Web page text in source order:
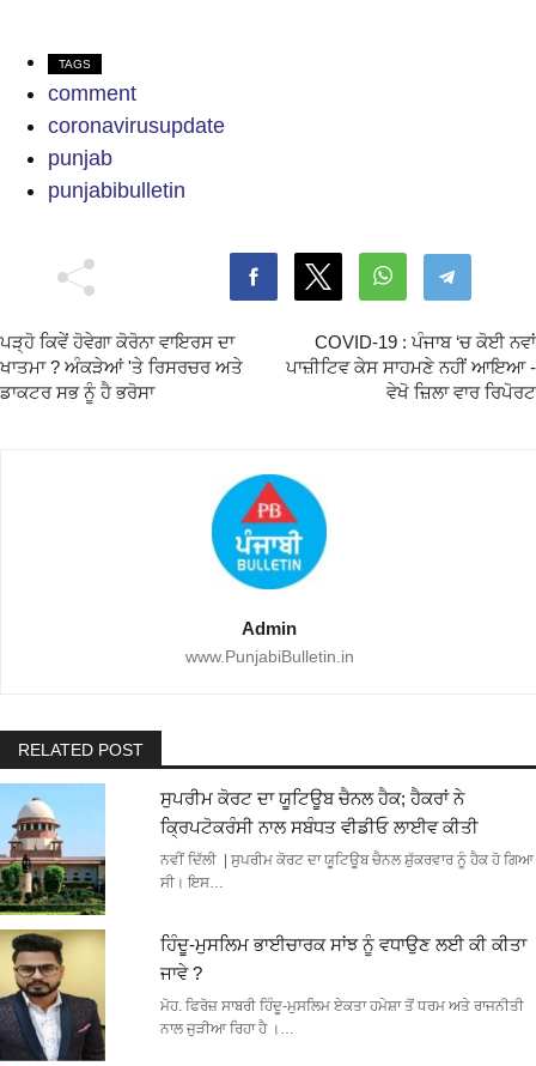
TAGS
comment
coronavirusupdate
punjab
punjabibulletin
ਪੜ੍ਹੋ ਕਿਵੇਂ ਹੋਵੇਗਾ ਕੋਰੋਨਾ ਵਾਇਰਸ ਦਾ
ਖਾਤਮਾ ? ਅੰਕੜੇਆਂ 'ਤੇ ਰਿਸਰਚਰ ਅਤੇ
ਡਾਕਟਰ ਸਭ ਨੂੰ ਹੈ ਭਰੋਸਾ
COVID-19 : ਪੰਜਾਬ ‘ਚ ਕੋਈ ਨਵਾਂ
ਪਾਜ਼ੀਟਿਵ ਕੇਸ ਸਾਹਮਣੇ ਨਹੀਂ ਆਇਆ -
ਵੇਖੋ ਜ਼ਿਲਾ ਵਾਰ ਰਿਪੋਰਟ
Admin
www.PunjabiBulletin.in
RELATED POST
ਸੁਪਰੀਮ ਕੋਰਟ ਦਾ ਯੂਟਿਊਬ ਚੈਨਲ ਹੈਕ; ਹੈਕਰਾਂ ਨੇ
ਕ੍ਰਿਪਟੋਕਰੰਸੀ ਨਾਲ ਸਬੰਧਤ ਵੀਡੀਓ ਲਾਈਵ ਕੀਤੀ
ਨਵੀਂ ਦਿੱਲੀ | ਸੁਪਰੀਮ ਕੋਰਟ ਦਾ ਯੂਟਿਊਬ ਚੈਨਲ ਸ਼ੁੱਕਰਵਾਰ ਨੂੰ ਹੈਕ ਹੋ ਗਿਆ
ਸੀ। ਇਸ…
ਹਿੰਦੂ-ਮੁਸਲਿਮ ਭਾਈਚਾਰਕ ਸਾਂਝ ਨੂੰ ਵਧਾਉਣ ਲਈ ਕੀ ਕੀਤਾ
ਜਾਵੇ ?
ਮੋਹ. ਫਿਰੋਜ਼ ਸਾਬਰੀ ਹਿੰਦੂ-ਮੁਸਲਿਮ ਏਕਤਾ ਹਮੇਸ਼ਾ ਤੋਂ ਧਰਮ ਅਤੇ ਰਾਜਨੀਤੀ
ਨਾਲ ਜੁੜੀਆ ਰਿਹਾ ਹੈ ।…